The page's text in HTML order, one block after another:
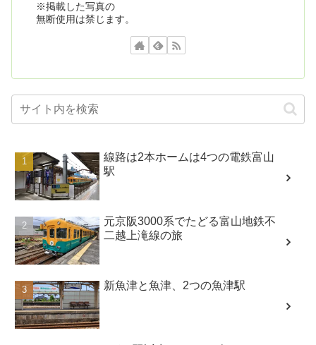
※掲載した写真の
無断使用は禁じます。
線路は2本ホームは4つの電鉄富山
駅
元京阪3000系でたどる富山地鉄不
二越上滝線の旅
新魚津と魚津、2つの魚津駅